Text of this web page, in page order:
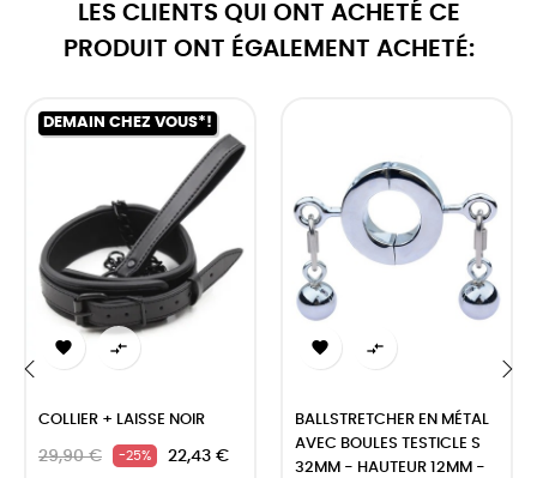
LES CLIENTS QUI ONT ACHETÉ CE
PRODUIT ONT ÉGALEMENT ACHETÉ:
DEMAIN CHEZ VOUS*!
 
COLLIER + LAISSE NOIR
29,90 € -25% 22,43 €
 
BALLSTRETCHER EN MÉTAL
AVEC BOULES TESTICLE S
32MM - HAUTEUR 12MM -